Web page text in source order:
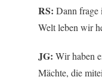
RS: Dann frage
Welt leben wir
JG: Wir haben
Mächte, die